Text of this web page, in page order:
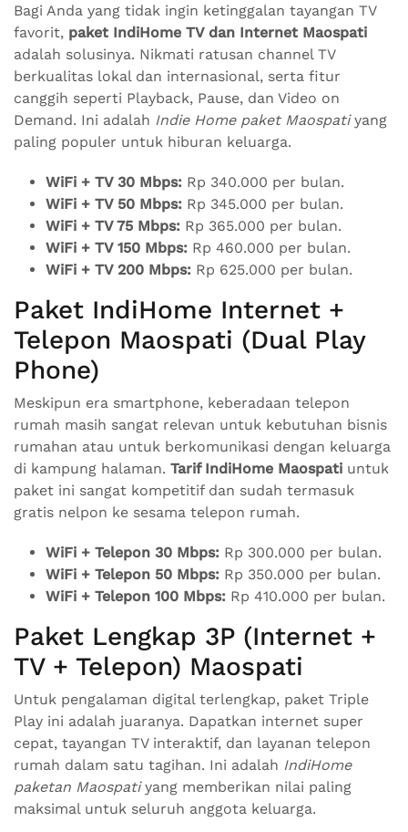
Bagi Anda yang tidak ingin ketinggalan tayangan TV
favorit, paket IndiHome TV dan Internet Maospati
adalah solusinya. Nikmati ratusan channel TV
berkualitas lokal dan internasional, serta fitur
canggih seperti Playback, Pause, dan Video on
Demand. Ini adalah Indie Home paket Maospatiyang
paling populer untuk hiburan keluarga.
WiFi + TV 30 Mbps: Rp 340.000 per bulan.
WiFi + TV 50 Mbps: Rp 345.000 per bulan.
WiFi + TV 75 Mbps: Rp 365.000 per bulan.
WiFi + TV 150 Mbps: Rp 460.000 per bulan.
WiFi + TV 200 Mbps: Rp 625.000 per bulan.
Paket IndiHome Internet +
Telepon Maospati (Dual Play
Phone)
Meskipun era smartphone, keberadaan telepon
rumah masih sangat relevan untuk kebutuhan bisnis
rumahan atau untuk berkomunikasi dengan keluarga
di kampung halaman. Tarif IndiHome Maospati untuk
paket ini sangat kompetitif dan sudah termasuk
gratis nelpon ke sesama telepon rumah.
WiFi + Telepon 30 Mbps: Rp 300.000 per bulan.
WiFi + Telepon 50 Mbps: Rp 350.000 per bulan.
WiFi + Telepon 100 Mbps: Rp 410.000 per bulan.
Paket Lengkap 3P (Internet +
TV + Telepon) Maospati
Untuk pengalaman digital terlengkap, paket Triple
Play ini adalah juaranya. Dapatkan internet super
cepat, tayangan TV interaktif, dan layanan telepon
rumah dalam satu tagihan. Ini adalah IndiHome
paketan Maospatiyang memberikan nilai paling
maksimal untuk seluruh anggota keluarga.